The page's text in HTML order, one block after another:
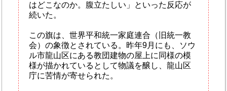
はどこなのか。腹立たしい」といった反応が
続いた。
この旗は、世界平和統一家庭連合（旧統一教
会）の象徴とされている。昨年9月にも、ソウ
ル市龍山区にある教団建物の屋上に同様の模
様が描かれているとして物議を醸し、龍山区
庁に苦情が寄せられた。